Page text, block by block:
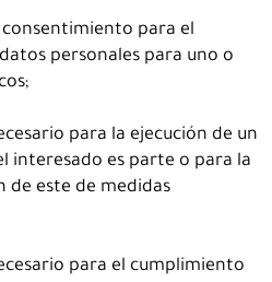
para el
personales para uno o
para la ejecución de un
interesado es parte o para la
de este de medidas
para el cumplimiento